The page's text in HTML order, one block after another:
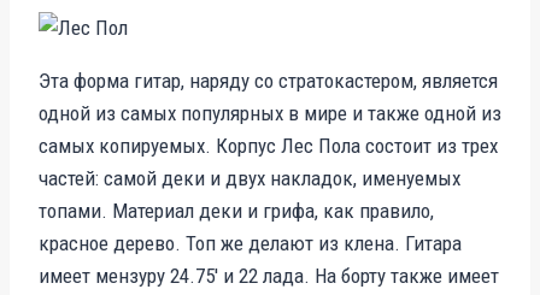
Эта форма гитар, наряду со стратокастером, является
одной из самых популярных в мире и также одной из
самых копируемых. Корпус Лес Пола состоит из трех
частей: самой деки и двух накладок, именуемых
топами. Материал деки и грифа, как правило,
красное дерево. Топ же делают из клена. Гитара
имеет мензуру 24.75′ и 22 лада. На борту также имеет